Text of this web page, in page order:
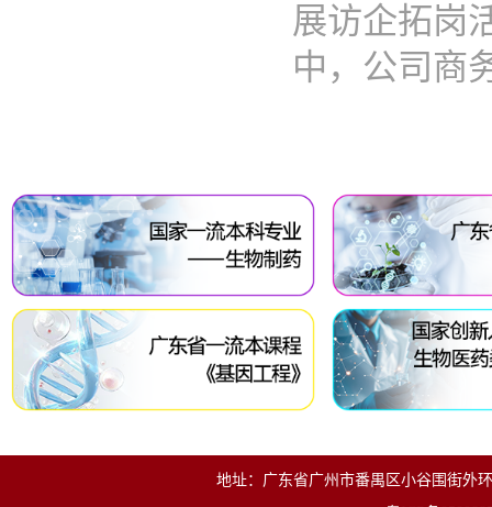
展访企拓岗
中，公司商
地址：广东省广州市番禺区小谷围街外